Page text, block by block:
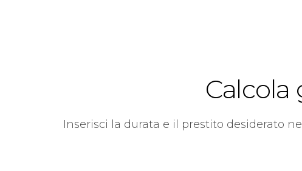
Inserisci la durata e il prestito desiderato